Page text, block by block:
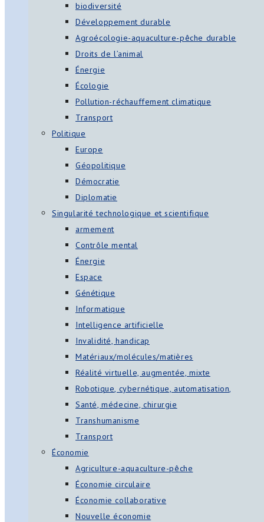
biodiversité
Développement durable
Agroécologie-aquaculture-pêche durable
Droits de l’animal
Énergie
Écologie
Pollution-réchauffement climatique
Transport
Politique
Europe
Géopolitique
Démocratie
Diplomatie
Singularité technologique et scientifique
armement
Contrôle mental
Énergie
Espace
Génétique
Informatique
Intelligence artificielle
Invalidité, handicap
Matériaux/molécules/matières
Réalité virtuelle, augmentée, mixte
Robotique, cybernétique, automatisation,
Santé, médecine, chirurgie
Transhumanisme
Transport
Économie
Agriculture-aquaculture-pêche
Économie circulaire
Économie collaborative
Nouvelle économie